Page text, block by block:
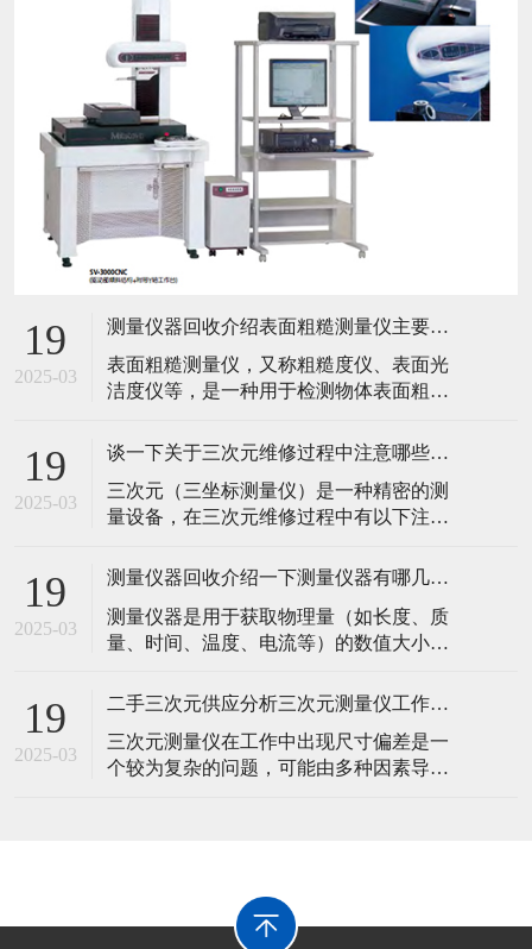
19
2025-03
测量仪器回收介绍表面粗糙测量仪主要工作原理是什么？
​表面粗糙测量仪，又称粗糙度仪、表面光
洁度仪等，是一种用于检测物体表面粗糙
介绍一下表面粗糙测量仪主要工作原理：​
针描法：这是应用为广泛的原理。当触针
直接在工件被测表面上轻轻划过时，由于
被测表面轮廓峰谷起伏，触针将在垂直于
种移动通
19
2025-03
谈一下关于三次元维修过程中注意哪些事项？
​三次元（三坐标测量仪）是一种精密的测
量设备，在三次元维修过程中有以下注意
断电源并确保设备已完全停止运行，以避
造成伤害。同时，对设备进行锁定，防止
其他人员在不知情的情况下启动设备。穿
防护手套
19
2025-03
测量仪器回收介绍一下测量仪器有哪几种分类？
​测量仪器是用于获取物理量（如长度、质
量、时间、温度、电流等）的数值大小的
介绍一下关于它们可以按照被测量的物理
尺、千分尺、激光测距仪。卡尺能够精确
测量物体的长度、内径、外径等尺寸，精
19
2025-03
二手三次元供应分析三次元测量仪工作中出现尺寸偏差原因？
​三次元测量仪在工作中出现尺寸偏差是一
个较为复杂的问题，可能由多种因素导
果标尺本身存在误差，例如标尺的刻度不
准确或者在长期使用后出现磨损，会直接